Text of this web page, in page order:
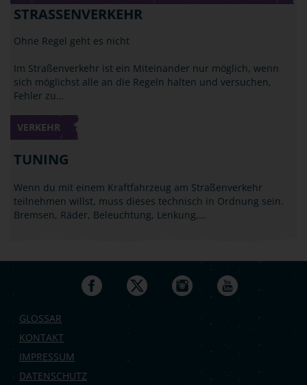
STRASSENVERKEHR
Ohne Regel geht es nicht
Im Straßenverkehr ist ein Miteinander nur möglich, wenn
sich möglichst alle an die Regeln halten und versuchen,
Fehler zu…
VERKEHR
TUNING
Wenn du mit einem Kraftfahrzeug am Straßenverkehr
teilnehmen willst, muss dieses technisch in Ordnung sein.
Bremsen, Räder, Beleuchtung, Lenkung,…
GLOSSAR
KONTAKT
IMPRESSUM
DATENSCHUTZ